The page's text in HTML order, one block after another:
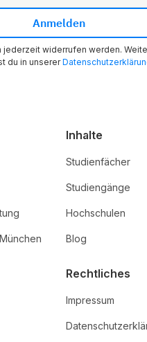
jederzeit widerrufen werden.
du in unserer
Inhalte
Studienfächer
Studiengänge
Hochschulen
Blog
Rechtliches
Impressum